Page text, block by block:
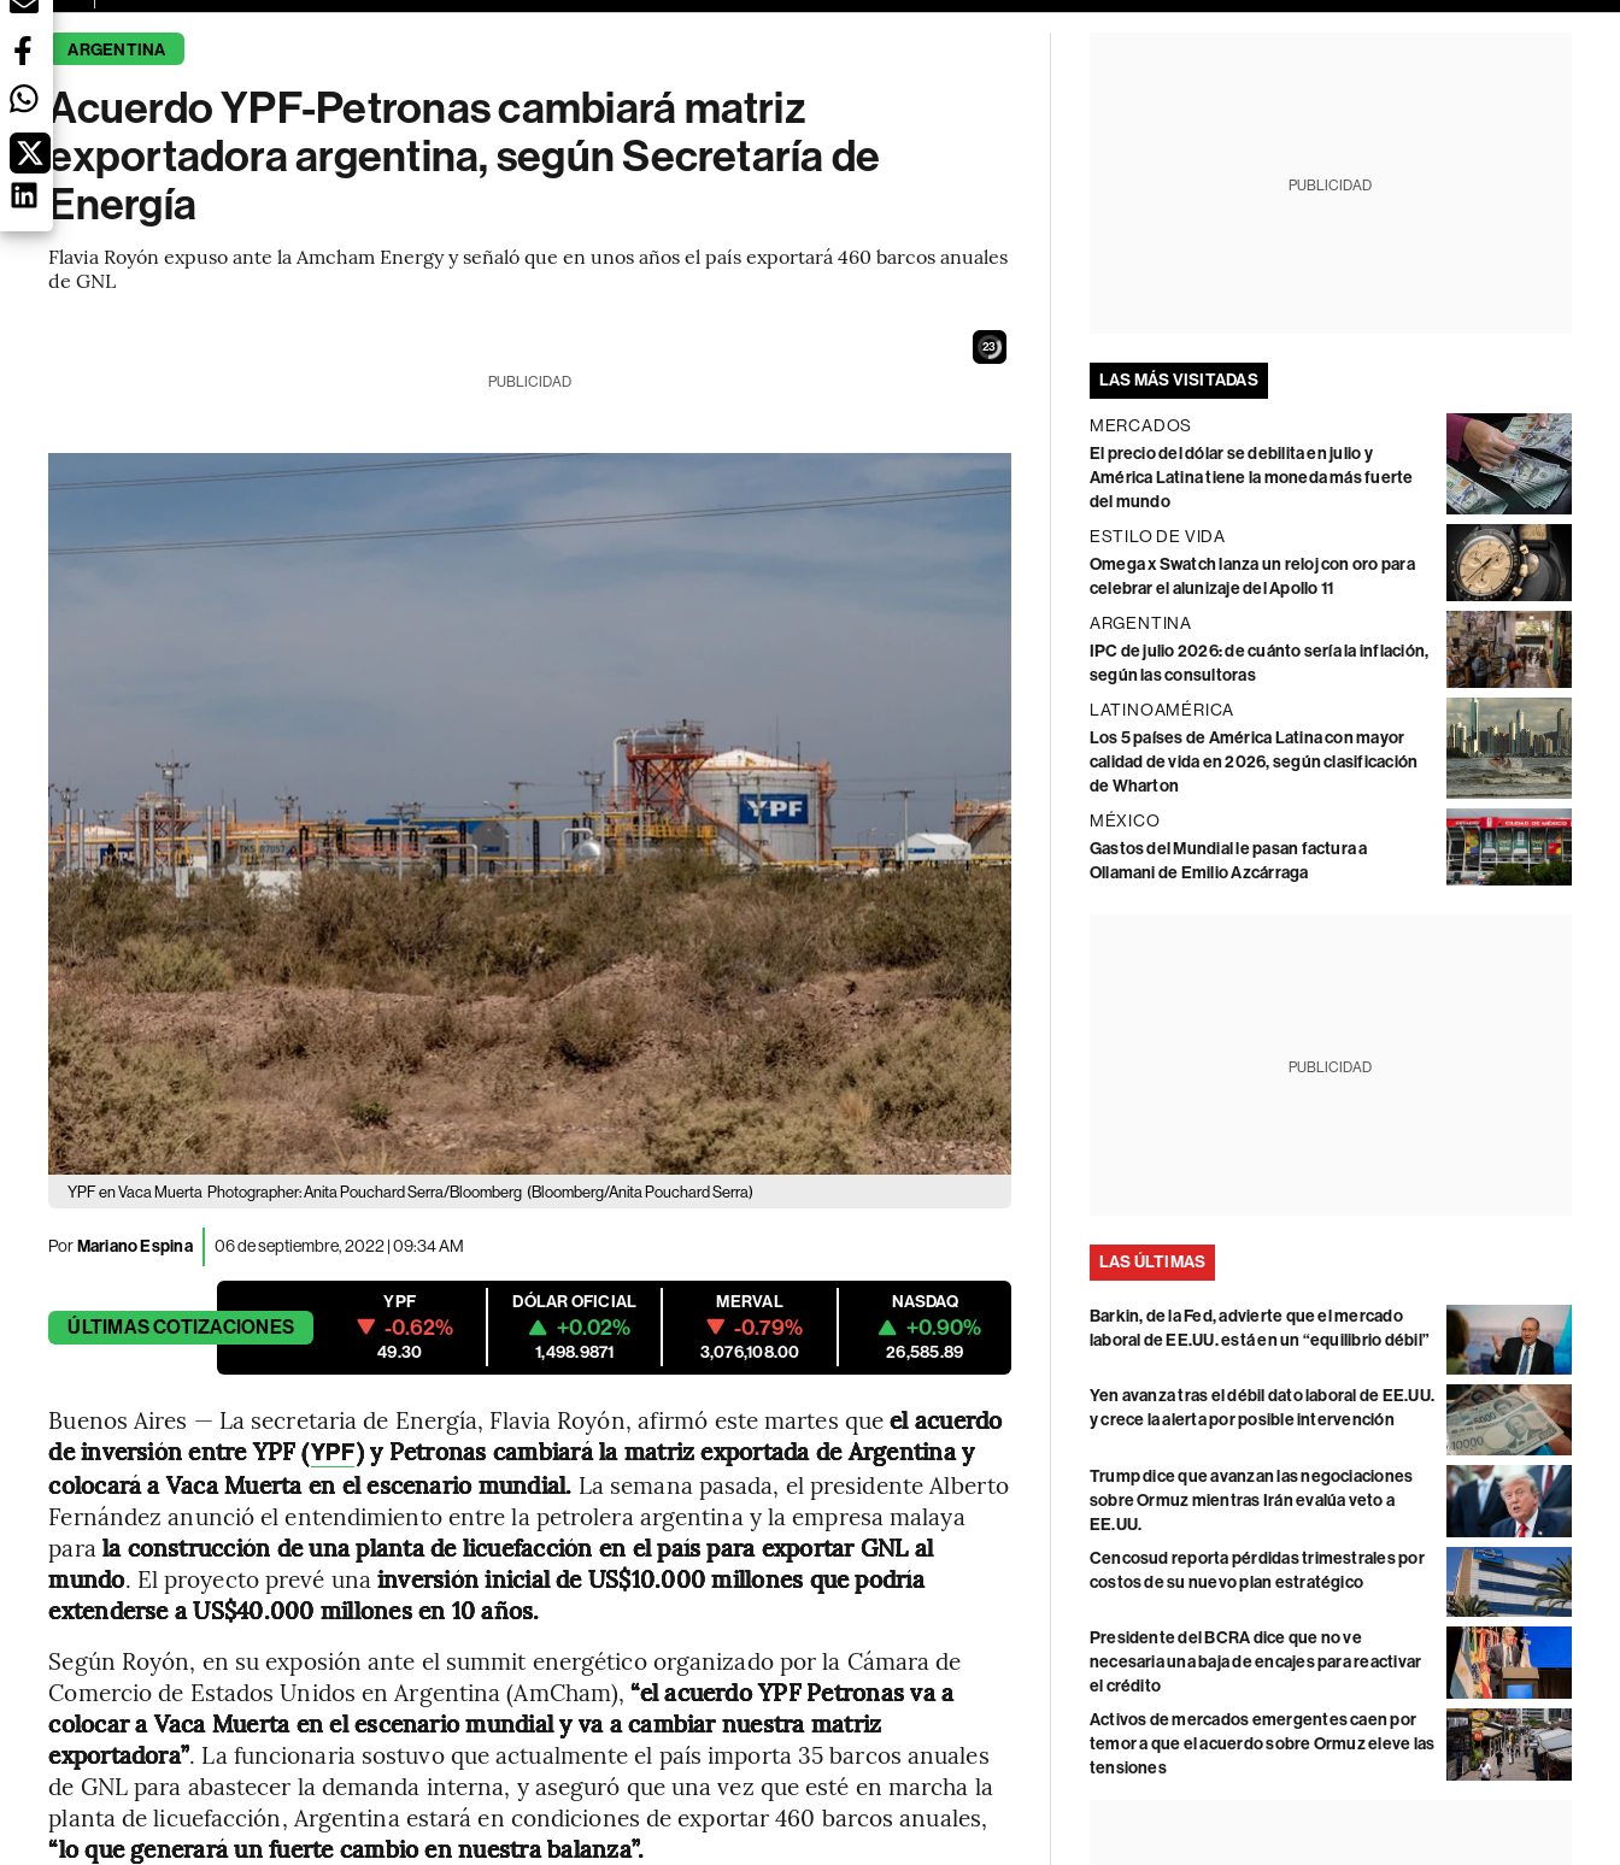
ARGENTINA
Acuerdo YPF-Petronas cambiará matriz
exportadora argentina, según Secretaría de
Energía
Flavia Royón expuso ante la Amcham Energy y señaló que en unos años el país exportará 460 barcos anuales
de GNL
21
PUBLICIDAD
YPF en Vaca Muerta Photographer: Anita Pouchard Serra/Bloomberg (Bloomberg/Anita Pouchard Serra)
PorMariano Espina 06 de septiembre, 2022 | 09:34 AM
ÚLTIMASCOTIZACIONES
YPF
-0.62%
49.30
DÓLAR OFICIAL
+0.02%
1,498.9871
MERVAL
-0.79%
3,076,108.00
NASDAQ
+0.90%
26,585.89
Buenos Aires — La secretaria de Energía, Flavia Royón, afirmó este martes queel acuerdo
de inversión entre YPF (YPF) y Petronas cambiará la matriz exportada de Argentina y
colocará a Vaca Muerta en el escenario mundial. La semana pasada, el presidente Alberto
Fernández anunció el entendimiento entre la petrolera argentina y la empresa malaya
para la construcción de una planta de licuefacción en el país para exportar GNL al
mundo. El proyecto prevé una inversión inicial de US$10.000 millones que podría
extenderse a US$40.000 millones en 10 años.
Según Royón, en su exposión ante el summit energético organizado por la Cámara de
Comercio de Estados Unidos en Argentina (AmCham),“el acuerdo YPF Petronas va a
colocar a Vaca Muerta en el escenario mundial y va a cambiar nuestra matriz
exportadora”. La funcionaria sostuvo que actualmente el país importa 35 barcos anuales
de GNL para abastecer la demanda interna, y aseguró que una vez que esté en marcha la
planta de licuefacción, Argentina estará en condiciones de exportar 460 barcos anuales,
“lo que generará un fuerte cambio en nuestra balanza”.
PUBLICIDAD
LAS MÁS VISITADAS
MERCADOS
El precio del dólar se debilita en julio y
América Latina tiene la moneda más fuerte
del mundo
ESTILO DE VIDA
Omega x Swatch lanza un reloj con oro para
celebrar el alunizaje del Apollo 11
ARGENTINA
IPC de julio 2026: de cuánto sería la inflación,
según las consultoras
LATINOAMÉRICA
Los 5 países de América Latina con mayor
calidad de vida en 2026, según clasificación
de Wharton
MÉXICO
Gastos del Mundial le pasan factura a
Ollamani de Emilio Azcárraga
PUBLICIDAD
LAS ÚLTIMAS
Barkin, de la Fed, advierte que el mercado
laboral de EE.UU. está en un “equilibrio débil”
Yen avanza tras el débil dato laboral de EE.UU.
y crece la alerta por posible intervención
Trump dice que avanzan las negociaciones
sobre Ormuz mientras Irán evalúa veto a
EE.UU.
Cencosud reporta pérdidas trimestrales por
costos de su nuevo plan estratégico
Presidente del BCRA dice que no ve
necesaria una baja de encajes para reactivar
el crédito
Activos de mercados emergentes caen por
temor a que el acuerdo sobre Ormuz eleve las
tensiones